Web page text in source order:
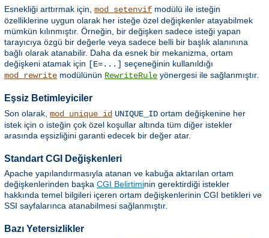
Esnekliği arttırmak için, mod_setenvif modülü ile isteğin
özelliklerine uygun olarak her isteğe özel değişkenler atayabilmek
mümkün kılınmıştır. Örneğin, bir değişken sadece isteği yapan
tarayıcıya özgü bir değerle veya sadece belli bir başlık alanınına
bağlı olarak atanabilir. Daha da esnek bir mekanizma, ortam
değişkeni atamak için [E=...] seçeneğinin kullanıldığı
mod_rewrite modülünün RewriteRule yönergesi ile sağlanmıştır.
Eşsiz Betimleyiciler
Son olarak, mod_unique_id UNIQUE_ID ortam değişkenine her
istek için o isteğin çok özel koşullar altında tüm diğer istekler
arasında eşsizliğini garanti edecek bir değer atar.
Standart CGI Değişkenleri
Apache yapılandırmasıyla atanan ve kabuğa aktarılan ortam
değişkenlerinden başka CGI Belirtiminin gerektirdiği istekler
hakkında temel bilgileri içeren ortam değişkenlerinin CGI betikleri ve
SSI sayfalarınca atanabilmesi sağlanmıştır.
Bazı Yetersizlikler